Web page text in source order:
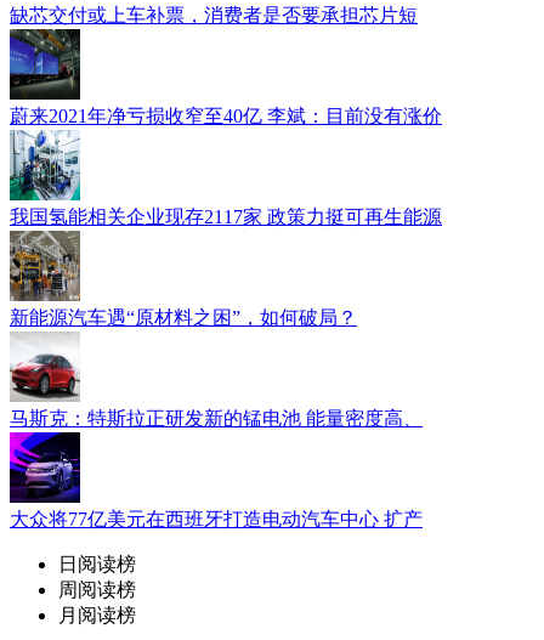
缺芯交付或上车补票，消费者是否要承担芯片短
蔚来2021年净亏损收窄至40亿 李斌：目前没有涨价
我国氢能相关企业现存2117家 政策力挺可再生能源
新能源汽车遇“原材料之困”，如何破局？
马斯克：特斯拉正研发新的锰电池 能量密度高、
大众将77亿美元在西班牙打造电动汽车中心 扩产
日阅读榜
周阅读榜
月阅读榜